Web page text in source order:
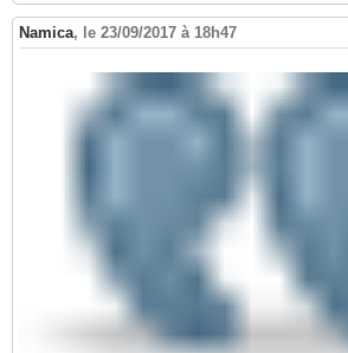
Namica, le 23/09/2017 à 18h47